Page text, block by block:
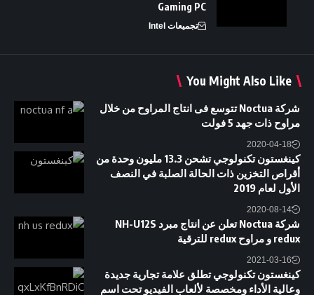
Gaming PC
تجميعات Intel
You Might Also Like
شركة Noctua تتوسع فى انتاج المراوح من خلال
مراوح ذات جهد 5 فولت
2020-04-18
كينغستون تكنولوجي تشحن 13.3 مليون وحدة من
أقراص التخزين ذات الحالة الصلبة في النصف
الأول لعام 2019
2020-08-14
شركة Noctua تعلن عن انتاج مبرد NH-U12S
redux و مراوح redux للترقية
2021-03-16
كينغستون تكنولوجي تطلق علامة تجارية جديدة
وعالية الأداء ومخصصة لألعاب الفيديو تحت اسم